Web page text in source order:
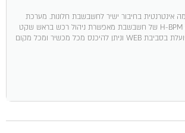
אינטרנטית בחיבור ישיר לחשבשבת חלונות. מערכת
סבב החתימות החדשה H-BPM של חשבשבת מאפשרת ניהול רכש בראש שקט
ומכל מקום. המערכת פועלת בסביבת WEB וניתן להיכנס מכל מכשיר ומכל מקום